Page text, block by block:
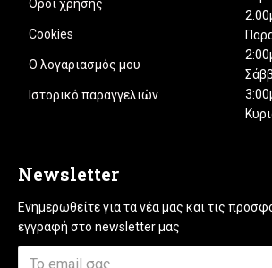
Όροι χρήσης
Cookies
Ο λογαριασμός μου
Ιστορικό παραγγελιών
Newsletter
Ενημερωθείτε για τα νέα μας και τις
εγγραφή στο newsletter μας